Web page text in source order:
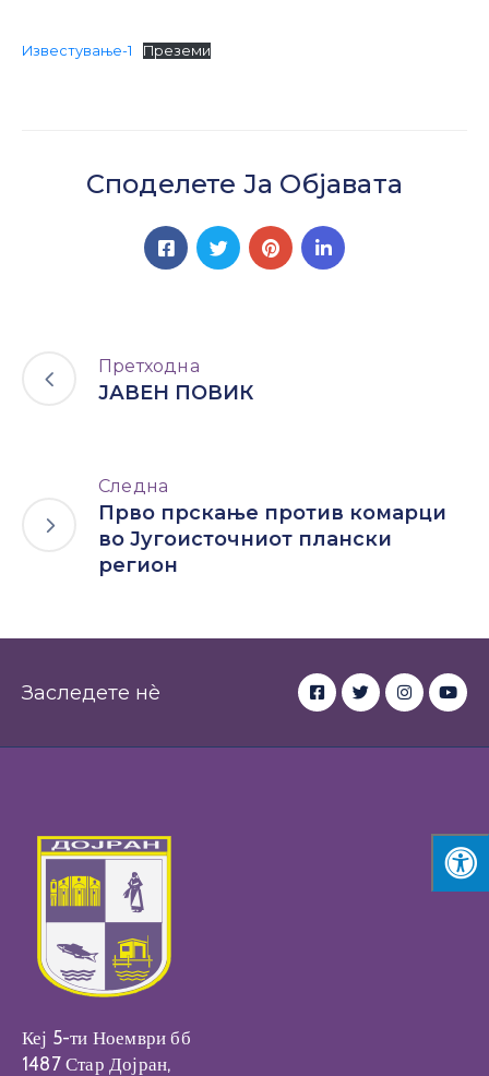
Известување-1 Преземи
Споделете Ја Објавата
Претходна
ЈАВЕН ПОВИК
Следна
Прво прскање против комарци
во Југоисточниот плански
регион
Заследете нè
Кеј 5-ти Ноември бб
1487 Стар Дојран,